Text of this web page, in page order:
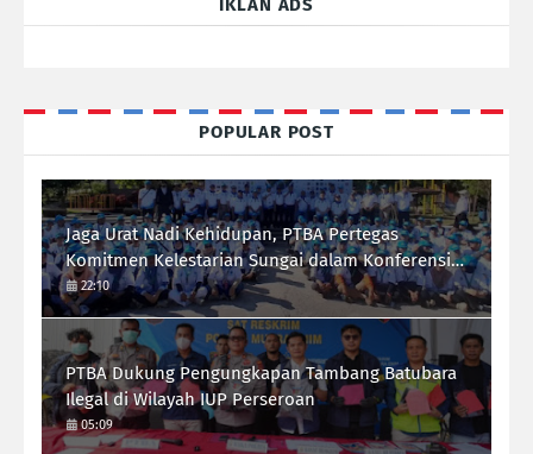
POPULAR POST
Jaga Urat Nadi Kehidupan, PTBA Pertegas
Komitmen Kelestarian Sungai dalam Konferensi
Sungai Indonesia 2026
22:10
PTBA Dukung Pengungkapan Tambang Batubara
Ilegal di Wilayah IUP Perseroan
05:09